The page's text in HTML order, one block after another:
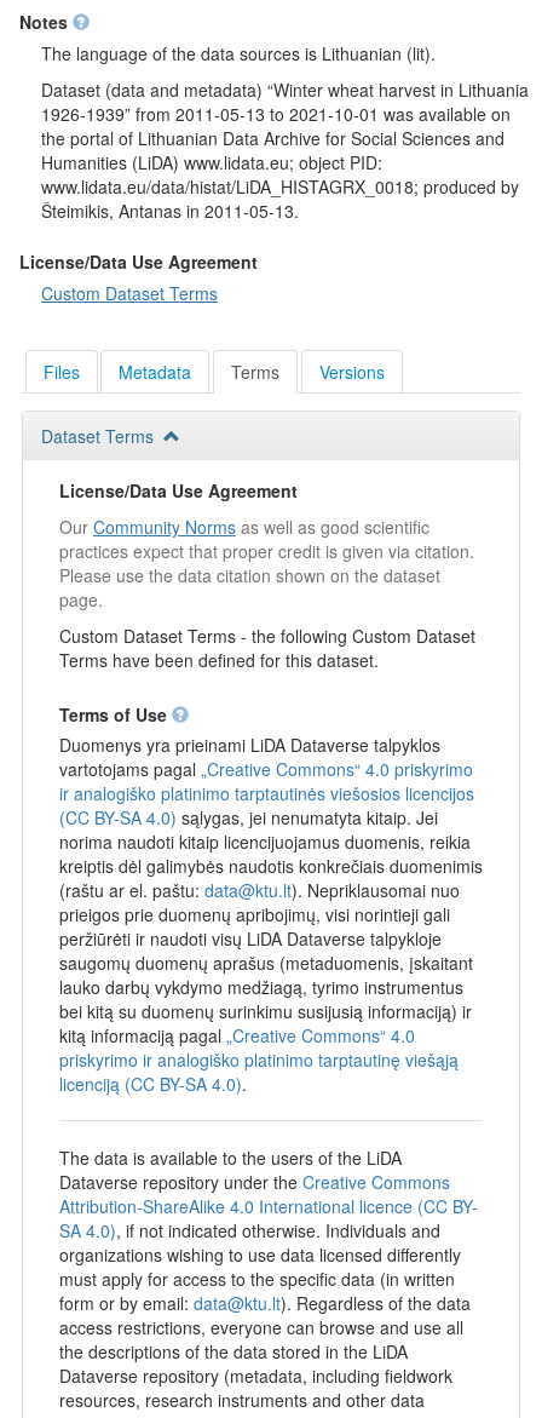
Notes
The language of the data sources is Lithuanian (lit).
Dataset (data and metadata) “Winter wheat harvest in Lithuania
1926-1939” from 2011-05-13 to 2021-10-01 was available on
the portal of Lithuanian Data Archive for Social Sciences and
Humanities (LiDA) www.lidata.eu; object PID:
www.lidata.eu/data/histat/LiDA_HISTAGRX_0018; produced by
Šteimikis, Antanas in 2011-05-13.
License/Data Use Agreement
Custom Dataset Terms
Files Metadata Terms Versions
Dataset Terms
License/Data Use Agreement
Our Community Normsas well as good scientific
practices expect that proper credit is given via citation.
Please use the data citation shown on the dataset
page.
Custom Dataset Terms - the following Custom Dataset
Terms have been defined for this dataset.
Terms of Use
Duomenys yra prieinami LiDA Dataverse talpyklos
vartotojams pagal „Creative Commons“ 4.0 priskyrimo
ir analogiško platinimo tarptautinės viešosios licencijos
(CC BY-SA 4.0) sąlygas, jei nenumatyta kitaip. Jei
norima naudoti kitaip licencijuojamus duomenis, reikia
kreiptis dėl galimybės naudotis konkrečiais duomenimis
(raštu ar el. paštu: data@ktu.lt). Nepriklausomai nuo
prieigos prie duomenų apribojimų, visi norintieji gali
peržiūrėti ir naudoti visų LiDA Dataverse talpykloje
saugomų duomenų aprašus (metaduomenis, įskaitant
lauko darbų vykdymo medžiagą, tyrimo instrumentus
bei kitą su duomenų surinkimu susijusią informaciją) ir
kitą informaciją pagal „Creative Commons“ 4.0
priskyrimo ir analogiško platinimo tarptautinę viešąją
licenciją (CC BY-SA 4.0).
The data is available to the users of the LiDA
Dataverse repository under the Creative Commons
Attribution-ShareAlike 4.0 International licence (CC BY-
SA 4.0), if not indicated otherwise. Individuals and
organizations wishing to use data licensed differently
must apply for access to the specific data (in written
form or by email: data@ktu.lt). Regardless of the data
access restrictions, everyone can browse and use all
the descriptions of the data stored in the LiDA
Dataverse repository (metadata, including fieldwork
resources, research instruments and other data